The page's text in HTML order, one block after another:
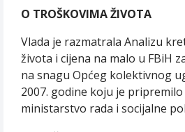
O TROŠKOVIMA ŽIVOTA
Vlada je razmatrala Analizu
života i cijena na malo u FBiH
na snagu Općeg kolektivnog
2007. godine koju je
ministarstvo rada i socijalne